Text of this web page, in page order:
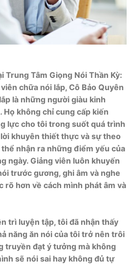
Trung Tâm Giọng Nói Thần Kỳ:
chữa nói lắp, Cô Bảo Quyên
là những người giàu kinh
Họ không chỉ cung cấp kiến
lực cho tôi trong suốt quá trình
khuyên thiết thực và sự theo
nhận ra những điểm yếu của
ngày. Giảng viên luôn khuyến
trước gương, ghi âm và nghe
rõ hơn về cách mình phát âm và
trì luyện tập, tôi đã nhận thấy
năng ăn nói của tôi trở nên trôi
truyền đạt ý tưởng mà không
sẽ nói sai hay không đủ tự